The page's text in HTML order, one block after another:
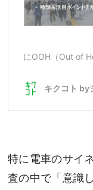
特に電車のサイ
査の中で「意識